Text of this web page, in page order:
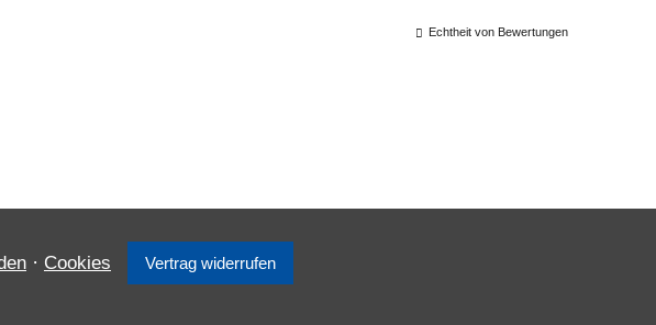
Echtheit von Bewertungen
· Cookies Vertrag widerrufen